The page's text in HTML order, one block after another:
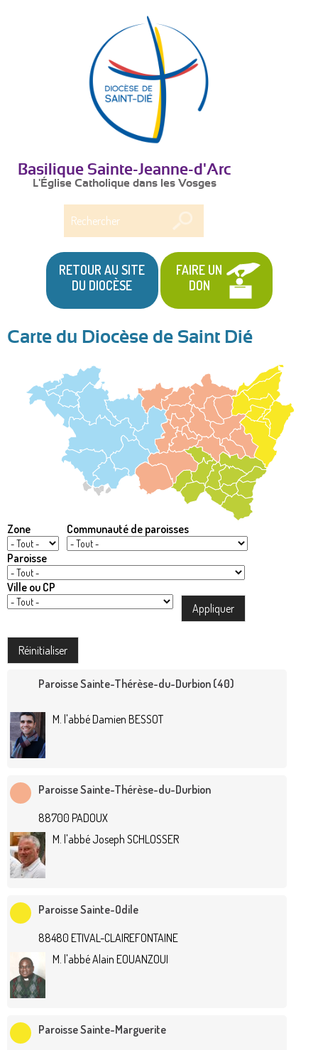
Basilique Sainte-Jeanne-d'Arc
L'Église Catholique dans les Vosges
RETOUR AU SITE
DU DIOCÈSE
FAIRE UN
DON
Carte du Diocèse de Saint Dié
Zone Communauté de paroisses
Paroisse
Ville ou CP
Paroisse Sainte-Thérèse-du-Durbion (40)
M. l'abbé Damien BESSOT
Paroisse Sainte-Thérèse-du-Durbion
88700 PADOUX
M. l'abbé Joseph SCHLOSSER
Paroisse Sainte-Odile
88480 ETIVAL-CLAIREFONTAINE
M. l'abbé Alain EOUANZOUI
Paroisse Sainte-Marguerite